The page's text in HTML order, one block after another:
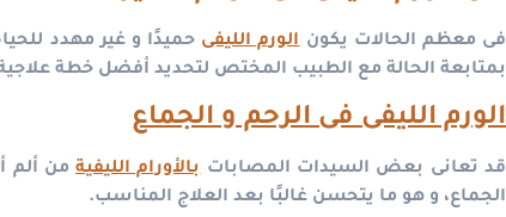
فى معظم الحالات يكونالورم الليفى حميدًا و غير مهدد
بمتابعة الحالة مع الطبيب المختص لتحديد أفضل خطة
الورم الليفى فى الرحم و الجماع
قد تعانى بعض السيدات المصاباتبالأورام الليفيةمن ألم
الجماع، و هو ما يتحسن غالبًا بعد العلاج المناسب.